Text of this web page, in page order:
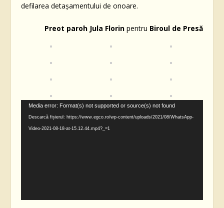
defilarea detașamentului de onoare.
Preot paroh Jula Florin pentru Biroul de Presă
Player
video
Media error: Format(s) not supported or source(s) not found
Descarcă fișierul: https://www.egco.ro/wp-content/uploads/2021/08/WhatsApp-
Video-2021-08-18-at-15.12.44.mp4?_=1